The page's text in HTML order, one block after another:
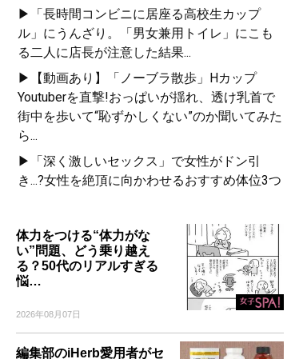
▶「長時間コンビニに居座る高校生カップ
ル」にうんざり。「男女兼用トイレ」にこも
る二人に店長が注意した結果...
▶【動画あり】「ノーブラ散歩」Hカップ
Youtuberを直撃!おっぱいが揺れ、透け乳首で
街中を歩いて“恥ずかしくない”のか聞いてみた
ら...
▶「深く激しいセックス」で女性がドン引
き...?女性を絶頂に向かわせるおすすめ体位3つ
体力をつける“体力がな
い”問題、どう乗り越え
る？50代のリアルすぎる
悩…
2026年08月07日
編集部のiHerb愛用者がセ